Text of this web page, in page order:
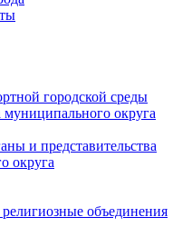
городской среды
округа
и представительства
округа
объединения